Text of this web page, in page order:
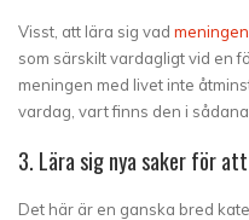
Visst, att lära sig vad
som särskilt vardagligt vid en
meningen med livet inte
vardag, vart finns den i sådana
3. Lära sig nya saker för
Det här är en ganska bred